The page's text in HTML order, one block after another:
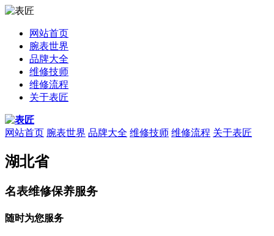
网站首页
腕表世界
品牌大全
维修技师
维修流程
关于表匠
网站首页 腕表世界 品牌大全 维修技师 维修流程 关于表匠
湖北省
名表维修保养服务
随时为您服务